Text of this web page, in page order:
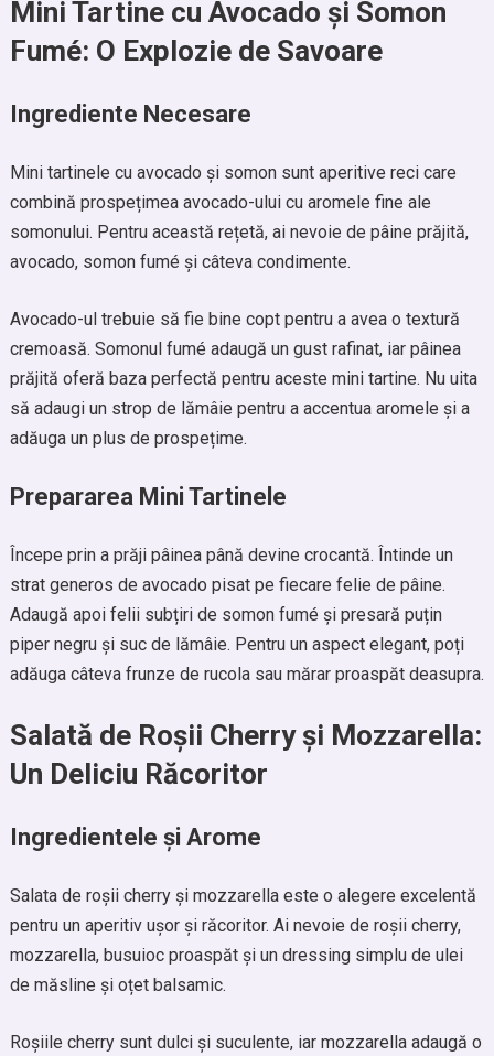
Mini Tartine cu Avocado și Somon
Fumé: O Explozie de Savoare
Ingrediente Necesare
Mini tartinele cu avocado și somon sunt aperitive reci care
combină prospețimea avocado-ului cu aromele fine ale
somonului. Pentru această rețetă, ai nevoie de pâine prăjită,
avocado, somon fumé și câteva condimente.
Avocado-ul trebuie să fie bine copt pentru a avea o textură
cremoasă. Somonul fumé adaugă un gust rafinat, iar pâinea
prăjită oferă baza perfectă pentru aceste mini tartine. Nu uita
să adaugi un strop de lămâie pentru a accentua aromele și a
adăuga un plus de prospețime.
Prepararea Mini Tartinele
Începe prin a prăji pâinea până devine crocantă. Întinde un
strat generos de avocado pisat pe fiecare felie de pâine.
Adaugă apoi felii subțiri de somon fumé și presară puțin
piper negru și suc de lămâie. Pentru un aspect elegant, poți
adăuga câteva frunze de rucola sau mărar proaspăt deasupra.
Salată de Roșii Cherry și Mozzarella:
Un Deliciu Răcoritor
Ingredientele și Arome
Salata de roșii cherry și mozzarella este o alegere excelentă
pentru un aperitiv ușor și răcoritor. Ai nevoie de roșii cherry,
mozzarella, busuioc proaspăt și un dressing simplu de ulei
de măsline și oțet balsamic.
Roșiile cherry sunt dulci și suculente, iar mozzarella adaugă o